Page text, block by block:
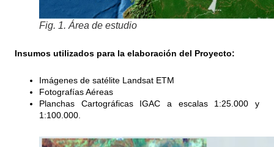
Fig. 1. Área de estudio
Insumos utilizados para la elaboración del Proyecto:
Imágenes de satélite Landsat ETM
Fotografías Aéreas
Planchas Cartográficas IGAC a escalas 1:25.000 y
1:100.000.